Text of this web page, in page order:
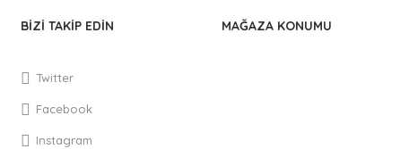
BİZİ TAKİP EDİN
Twitter
Facebook
Instagram
MAĞAZA KONUMU